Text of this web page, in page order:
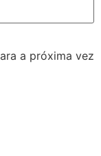
a próxima vez